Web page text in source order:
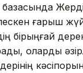
ғарыш
бірыңғай
оларды